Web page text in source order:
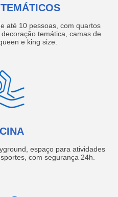
até 10 pessoas, com quartos
temática, camas de
e king size.
espaço para atividades
com segurança 24h.